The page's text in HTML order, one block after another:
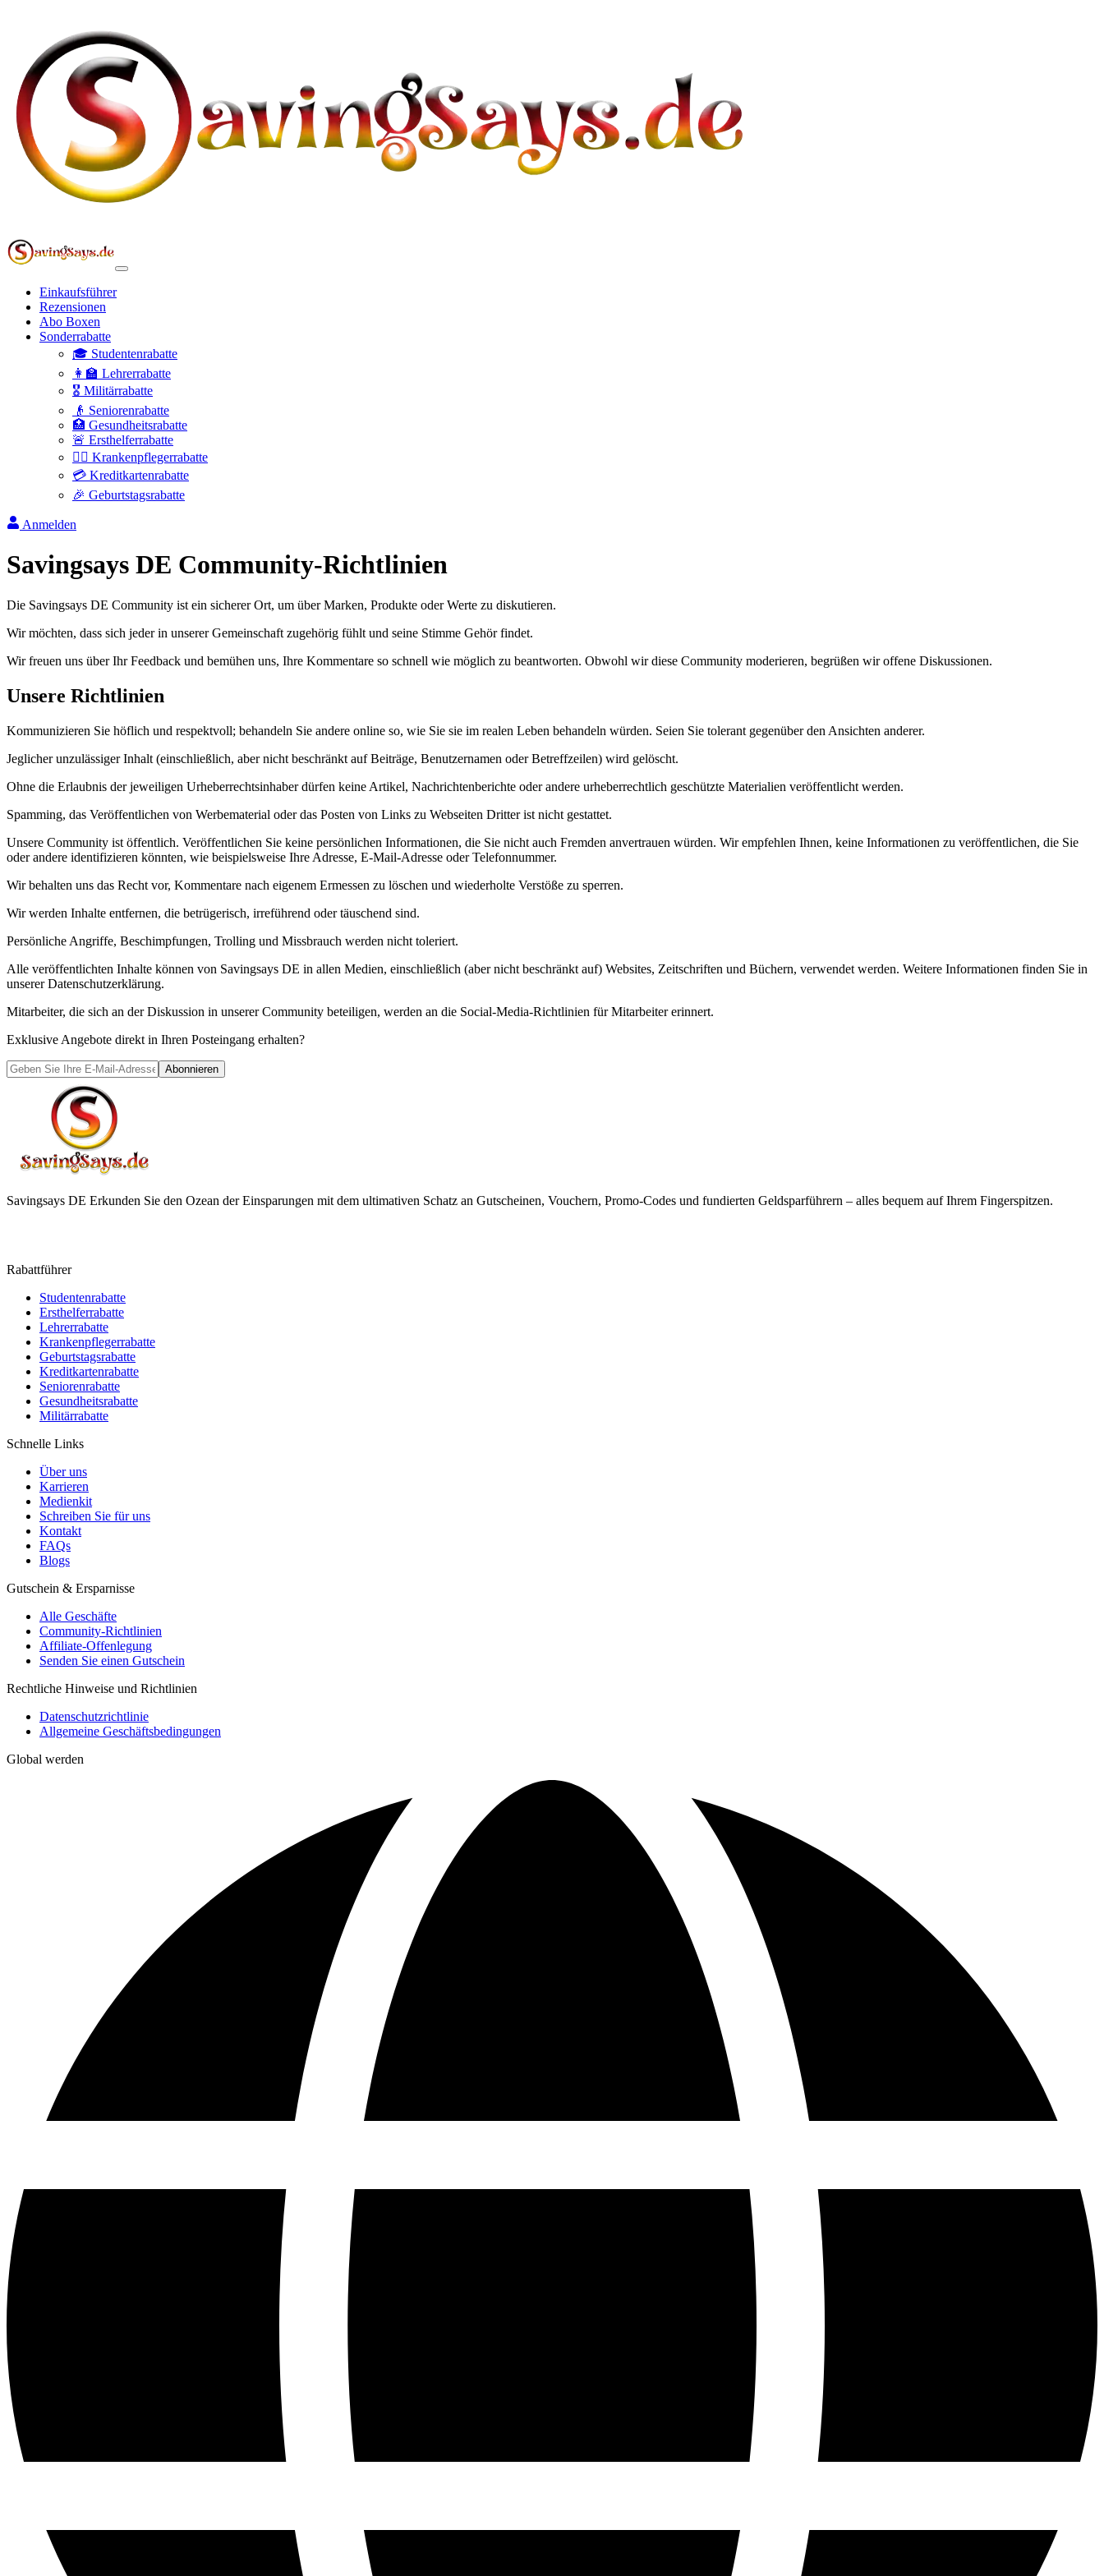
Einkaufsführer
Rezensionen
Abo Boxen
Sonderrabatte
🎓 Studentenrabatte
👩‍🏫 Lehrerrabatte
🎖️ Militärrabatte
👴 Seniorenrabatte
🏥 Gesundheitsrabatte
🚨 Ersthelferrabatte
👩‍⚕️ Krankenpflegerrabatte
💳 Kreditkartenrabatte
🎉 Geburtstagsrabatte
Anmelden
Savingsays DE Community-Richtlinien
Die Savingsays DE Community ist ein sicherer Ort, um über Marken, Produkte oder Werte zu diskutieren.
Wir möchten, dass sich jeder in unserer Gemeinschaft zugehörig fühlt und seine Stimme Gehör findet.
Wir freuen uns über Ihr Feedback und bemühen uns, Ihre Kommentare so schnell wie möglich zu beantworten. Obwohl wir diese Community moderieren, begrüßen wir offene Diskussionen.
Unsere Richtlinien
Kommunizieren Sie höflich und respektvoll; behandeln Sie andere online so, wie Sie sie im realen Leben behandeln würden. Seien Sie tolerant gegenüber den Ansichten anderer.
Jeglicher unzulässiger Inhalt (einschließlich, aber nicht beschränkt auf Beiträge, Benutzernamen oder Betreffzeilen) wird gelöscht.
Ohne die Erlaubnis der jeweiligen Urheberrechtsinhaber dürfen keine Artikel, Nachrichtenberichte oder andere urheberrechtlich geschützte Materialien veröffentlicht werden.
Spamming, das Veröffentlichen von Werbematerial oder das Posten von Links zu Webseiten Dritter ist nicht gestattet.
Unsere Community ist öffentlich. Veröffentlichen Sie keine persönlichen Informationen, die Sie nicht auch Fremden anvertrauen würden. Wir empfehlen Ihnen, keine Informationen zu veröffentlichen, die Sie
oder andere identifizieren könnten, wie beispielsweise Ihre Adresse, E-Mail-Adresse oder Telefonnummer.
Wir behalten uns das Recht vor, Kommentare nach eigenem Ermessen zu löschen und wiederholte Verstöße zu sperren.
Wir werden Inhalte entfernen, die betrügerisch, irreführend oder täuschend sind.
Persönliche Angriffe, Beschimpfungen, Trolling und Missbrauch werden nicht toleriert.
Alle veröffentlichten Inhalte können von Savingsays DE in allen Medien, einschließlich (aber nicht beschränkt auf) Websites, Zeitschriften und Büchern, verwendet werden. Weitere Informationen finden Sie in
unserer Datenschutzerklärung.
Mitarbeiter, die sich an der Diskussion in unserer Community beteiligen, werden an die Social-Media-Richtlinien für Mitarbeiter erinnert.
Exklusive Angebote direkt in Ihren Posteingang erhalten?
Abonnieren
Savingsays DE Erkunden Sie den Ozean der Einsparungen mit dem ultimativen Schatz an Gutscheinen, Vouchern, Promo-Codes und fundierten Geldsparführern – alles bequem auf Ihrem Fingerspitzen.
Rabattführer
Studentenrabatte
Ersthelferrabatte
Lehrerrabatte
Krankenpflegerrabatte
Geburtstagsrabatte
Kreditkartenrabatte
Seniorenrabatte
Gesundheitsrabatte
Militärrabatte
Schnelle Links
Über uns
Karrieren
Medienkit
Schreiben Sie für uns
Kontakt
FAQs
Blogs
Gutschein & Ersparnisse
Alle Geschäfte
Community-Richtlinien
Affiliate-Offenlegung
Senden Sie einen Gutschein
Rechtliche Hinweise und Richtlinien
Datenschutzrichtlinie
Allgemeine Geschäftsbedingungen
Global werden